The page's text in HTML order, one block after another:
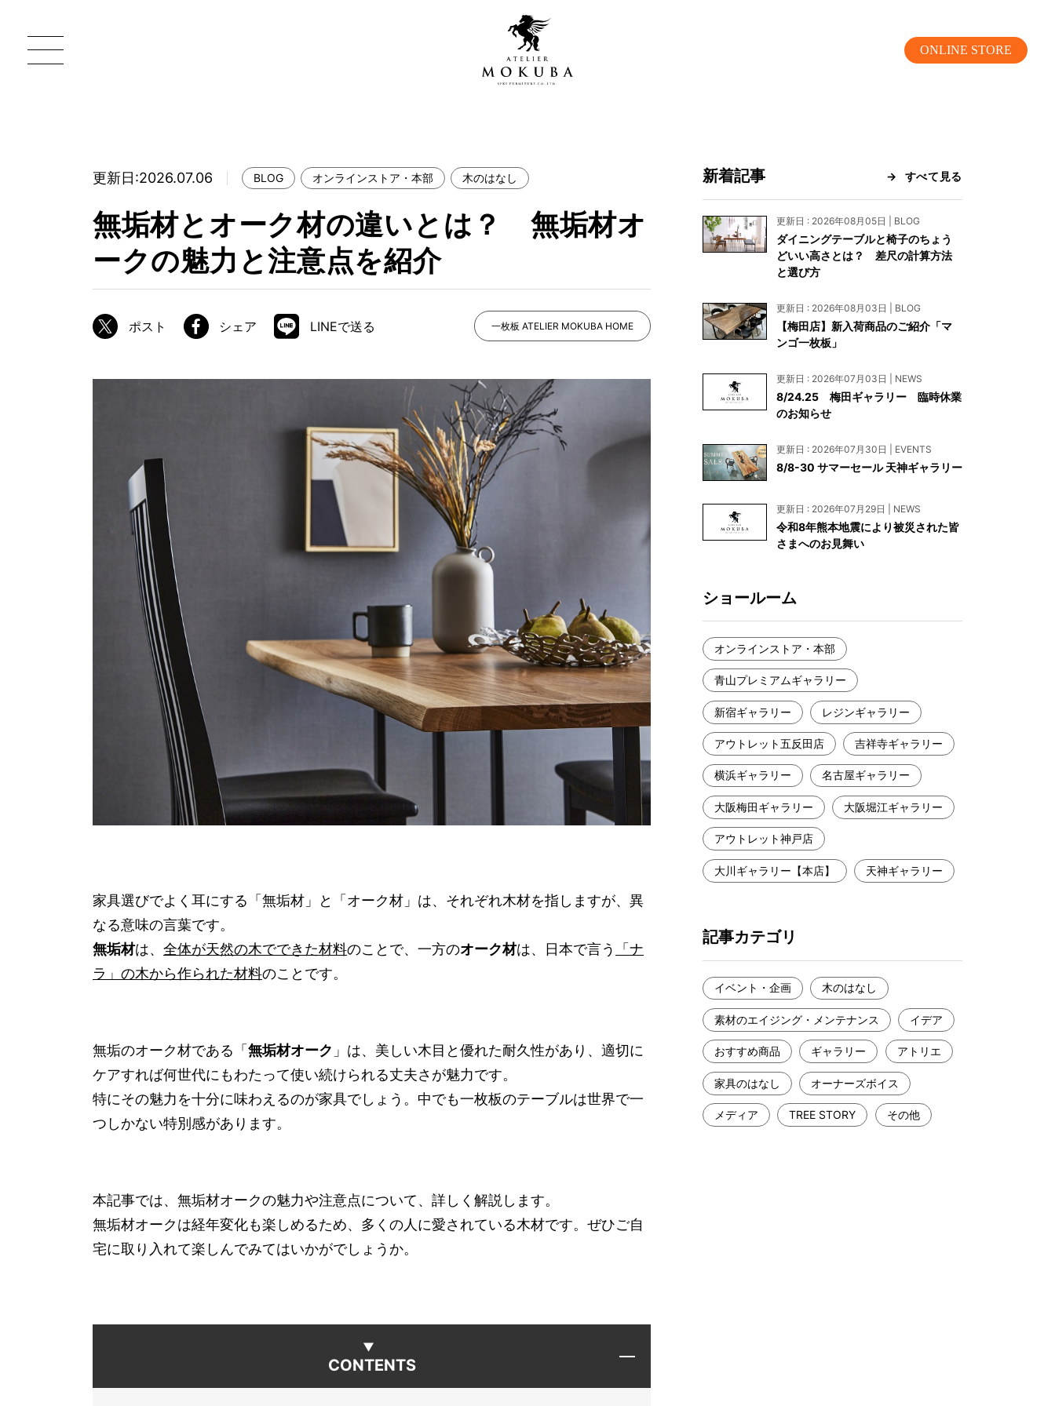
ONLINE STORE
MOKUBA について
ブランドコンセプト
職人の技能・技巧
特別なダイニングチェア
一枚板用のテーブル脚
コーディネート集
メンテナンス方法
青山プレミアムギャラリー
新宿ギャラリー
レジンギャラリー
横浜ギャラリー
大阪梅田ギャラリー
アウトレット神戸店
大川ギャラリー【本店】
天神ギャラリー
公式オンラインストア
新入荷情報
納品事例
納品事例（住宅・インテリア）
納品事例（店舗・オフィス）
INFORMATION
メディア美術協力実績
よくあるご質問
お問い合わせ
資料請求
工務店様・設計会社様向けお問い合わせ
一枚板買い取りに関して
更新日:2026.07.06 BLOG オンラインストア・本部 木のはなし
無垢材とオーク材の違いとは？ 無垢材オ
ークの魅力と注意点を紹介
ポスト シェア LINEで送る 一枚板 ATELIER MOKUBA HOME
家具選びでよく耳にする「無垢材」と「オーク材」は、それぞれ木材を指しますが、異
なる意味の言葉です。
無垢材は、 全体が天然の木でできた材料のことで、一方のオーク材は、日本で言う
「ナ
ラ」の木から作られた材料のことです。
無垢のオーク材である「 無垢材オーク 」は、美しい木目と優れた耐久性があり、適切に
ケアすれば何世代にもわたって使い続けられる丈夫さが魅力です。
特にその魅力を十分に味わえるのが家具でしょう。中でも一枚板のテーブルは世界で一
つしかない特別感があります。
本記事では、無垢材オークの魅力や注意点について、詳しく解説します。
無垢材オークは経年変化も楽しめるため、多くの人に愛されている木材です。ぜひご自
宅に取り入れて楽しんでみてはいかがでしょうか。
CONTENTS
新着記事 すべて見る
更新日 : 2026年08月05日 | BLOG
ダイニングテーブルと椅子のちょう
どいい高さとは？ 差尺の計算方法
と選び方
更新日 : 2026年08月03日 | BLOG
【梅田店】新入荷商品のご紹介「マ
ンゴ一枚板」
更新日 : 2026年07月03日 | NEWS
8/24.25 梅田ギャラリー 臨時休業
のお知らせ
更新日 : 2026年07月30日 | EVENTS
8/8-30 サマーセール 天神ギャラリー
更新日 : 2026年07月29日 | NEWS
令和8年熊本地震により被災された皆
さまへのお見舞い
ショールーム
オンラインストア・本部
青山プレミアムギャラリー
新宿ギャラリー レジンギャラリー
アウトレット五反田店 吉祥寺ギャラリー
横浜ギャラリー 名古屋ギャラリー
大阪梅田ギャラリー 大阪堀江ギャラリー
アウトレット神戸店
大川ギャラリー【本店】 天神ギャラリー
記事カテゴリ
イベント・企画 木のはなし
素材のエイジング・メンテナンス イデア
おすすめ商品 ギャラリー アトリエ
家具のはなし オーナーズボイス
メディア TREE STORY その他